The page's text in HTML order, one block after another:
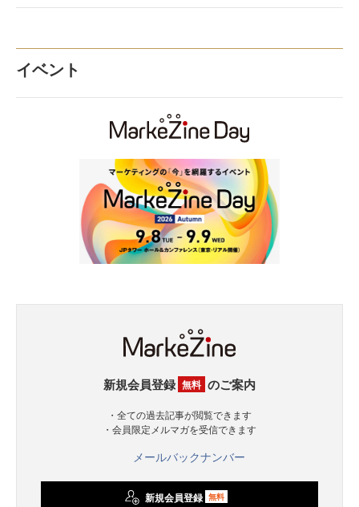
イベント
新規会員登録 無料 のご案内
・全ての過去記事が閲覧できます
・会員限定メルマガを受信できます
メールバックナンバー
新規会員登録 無料